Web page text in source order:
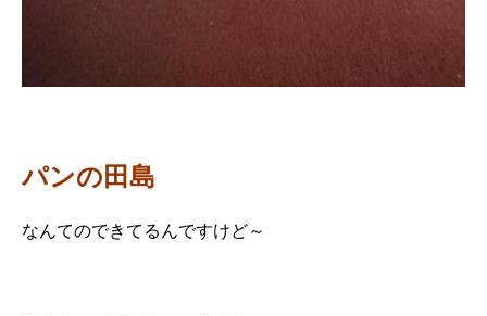
パンの田島
なんてのできてるんですけど～